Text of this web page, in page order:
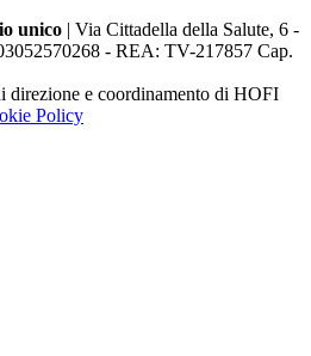
unico | Via Cittadella della Salute, 6 -
- REA: TV-217857 Cap.
direzione e coordinamento di HOFI
Policy